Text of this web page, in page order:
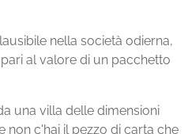
nella società odierna,
al valore di un pacchetto
una villa delle dimensioni
non c'hai il pezzo di carta che